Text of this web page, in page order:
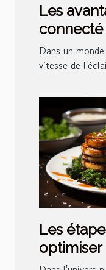
Les
sportive
dédiée
Dans un
vitesse de
Les
naturel